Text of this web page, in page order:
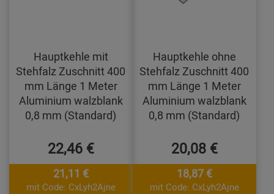
Hauptkehle mit
Stehfalz Zuschnitt 400
mm Länge 1 Meter
Aluminium walzblank
0,8 mm (Standard)
22,46 €
21,11 €
mit Code: CxLyh2Ajne
Hauptkehle ohne
Stehfalz Zuschnitt 400
mm Länge 1 Meter
Aluminium walzblank
0,8 mm (Standard)
20,08 €
18,87 €
mit Code: CxLyh2Ajne